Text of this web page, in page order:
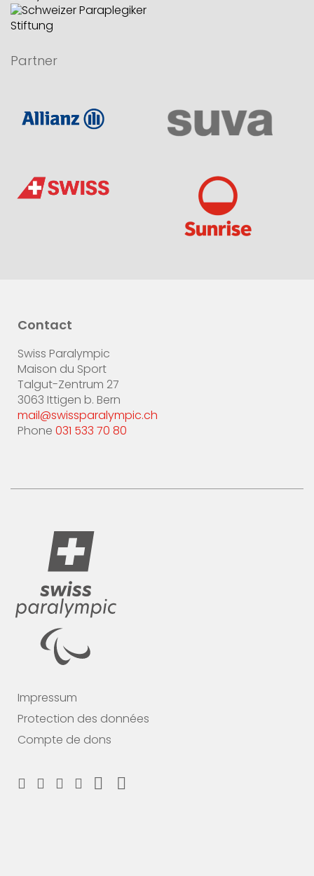
Partner
Contact
Swiss Paralympic
Maison du Sport
Talgut-Zentrum 27
3063 Ittigen b. Bern
mail@swissparalympic.ch
Phone 031 533 70 80
Impressum
Protection des données
Compte de dons